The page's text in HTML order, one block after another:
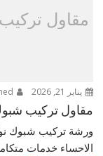
مقاول تركيب
يناير 21, 2026
مقاول تركيب شبوك
ورشة تركيب شبوك
الاحساء خدمات